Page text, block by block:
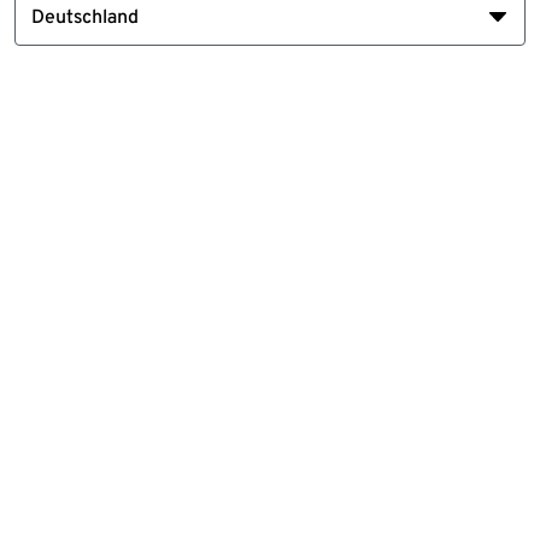
Deutschland